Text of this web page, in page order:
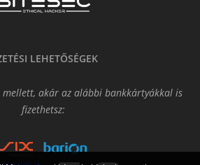
LEHETŐSÉGEK
mellett, akár az alábbi bankkártyákkal is
fizethetsz: